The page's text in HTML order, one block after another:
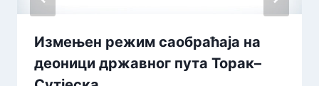
Измењен режим саобраћаја на
деоници државног пута Торак–